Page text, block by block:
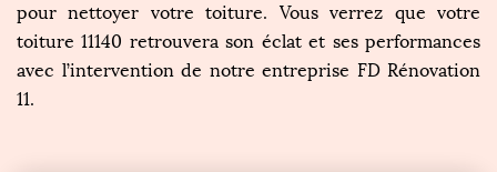
pour nettoyer votre toiture. Vous verrez que votre
toiture 11140 retrouvera son éclat et ses performances
avec l’intervention de notre entreprise FD Rénovation
11.